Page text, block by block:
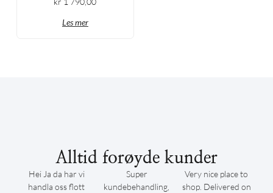
Les mer
Alltid forøyde kunder
Hei Ja da har vi
handla oss flott
Super
kundebehandling,
Very nice place to
shop. Delivered on